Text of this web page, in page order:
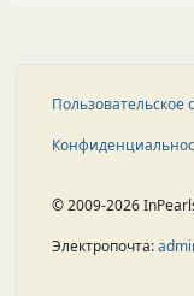
Пользовательское
© 2009-2026
Электропочта: